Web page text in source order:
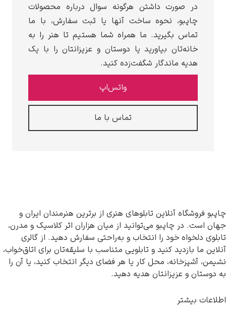
در صورت داشتن هرگونه سوال درباره محصولات
چاپبو، نحوه ساخت آنها یا ثبت سفارش، با ما
تماس بگیرید. ما همراه شما هستیم تا هنر را به
خانه‌تان بیاورید یا دوستان و عزیزانتان را با یک
هدیه ماندگار شگفت‌زده کنید.
واتس‌اپ
تماس با ما
چاپبو فروشگاه آنلاین تابلوهای هنری از برترین هنرمندان ایران و
جهان است. در چاپبو می‌توانید از میان هزاران اثر کلاسیک و مدرن،
تابلوی دلخواه خود را انتخاب و به‌راحتی سفارش دهید. از گالری
آنلاین ما بازدید کنید و تابلویی متناسب با سلیقه‌تان برای اتاق‌خواب،
نشیمن، آشپزخانه، محل کار یا هر فضای دیگر انتخاب کنید، یا آن را
به دوستان و عزیزانتان هدیه دهید.
اطلاعات بیشتر